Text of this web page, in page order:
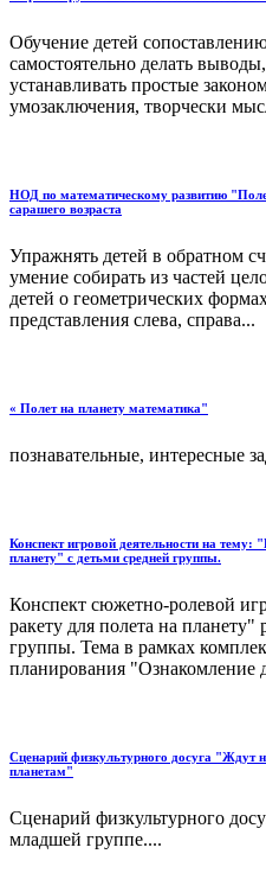
Обучение детей
самостоятельно делать
устанавливать простые
умозаключения, творчески
НОД по математическому развитию
сарашего возраста
Упражнять детей в обратном
умение собирать из частей
детей о геометрических
представления слева, справа...
« Полет на планету математика"
познавательные, интересные
Конспект игровой деятельности на тему:
планету" с детьми средней группы.
Конспект сюжетно-ролевой
ракету для полета на планету"
группы. Тема в рамках
планирования "Ознакомление
Сценарий физкультурного досуга "Ждут
планетам"
Сценарий физкультурного
младшей группе....